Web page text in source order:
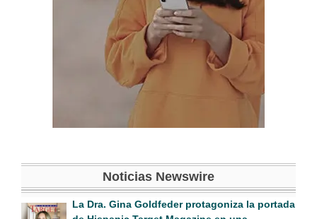
Noticias Newswire
La Dra. Gina Goldfeder protagoniza la portada